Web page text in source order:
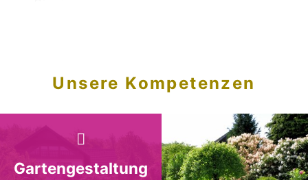
Unsere Kompetenzen
Gartengestaltung